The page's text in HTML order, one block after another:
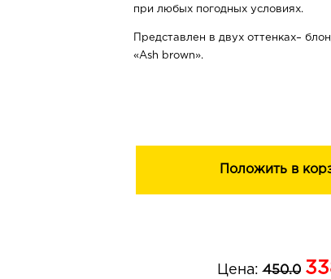
при любых погодных условиях.
Представлен в двух оттенках–
«Ash brown».
Положить в
Цена:450.0